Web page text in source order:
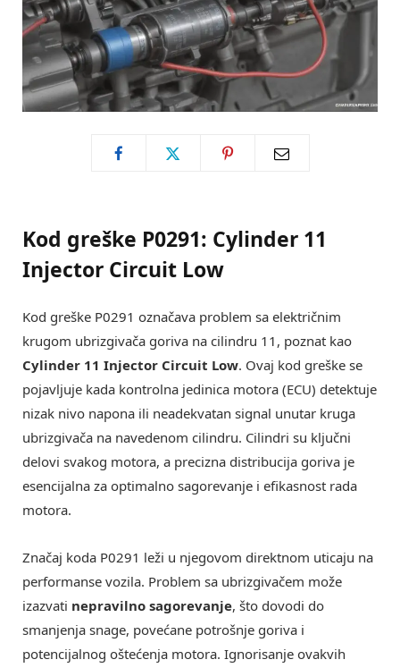
Kod greške P0291: Cylinder 11
Injector Circuit Low
Kod greške P0291 označava problem sa električnim
krugom ubrizgivača goriva na cilindru 11, poznat kao
Cylinder 11 Injector Circuit Low. Ovaj kod greške se
pojavljuje kada kontrolna jedinica motora (ECU) detektuje
nizak nivo napona ili neadekvatan signal unutar kruga
ubrizgivača na navedenom cilindru. Cilindri su ključni
delovi svakog motora, a precizna distribucija goriva je
esencijalna za optimalno sagorevanje i efikasnost rada
motora.
Značaj koda P0291 leži u njegovom direktnom uticaju na
performanse vozila. Problem sa ubrizgivačem može
izazvati nepravilno sagorevanje, što dovodi do
smanjenja snage, povećane potrošnje goriva i
potencijalnog oštećenja motora. Ignorisanje ovakvih